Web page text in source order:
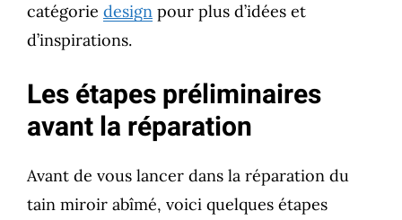
catégorie design pour plus d’idées et
d’inspirations.
Les étapes préliminaires
avant la réparation
Avant de vous lancer dans la réparation du
tain miroir abîmé, voici quelques étapes